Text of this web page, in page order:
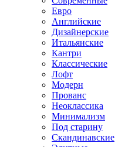
Евро
Английские
Дизайнерские
Итальянские
Кантри
Классические
Лофт
Модерн
Прованс
Неоклассика
Минимализм
Под старину
Скандинавские